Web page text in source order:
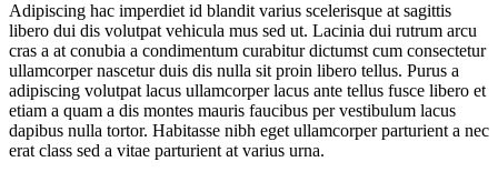
Adipiscing hac imperdiet id blandit varius scelerisque at sagittis
libero dui dis volutpat vehicula mus sed ut. Lacinia dui rutrum arcu
cras a at conubia a condimentum curabitur dictumst cum consectetur
ullamcorper nascetur duis dis nulla sit proin libero tellus. Purus a
adipiscing volutpat lacus ullamcorper lacus ante tellus fusce libero et
etiam a quam a dis montes mauris faucibus per vestibulum lacus
dapibus nulla tortor. Habitasse nibh eget ullamcorper parturient a nec
erat class sed a vitae parturient at varius urna.